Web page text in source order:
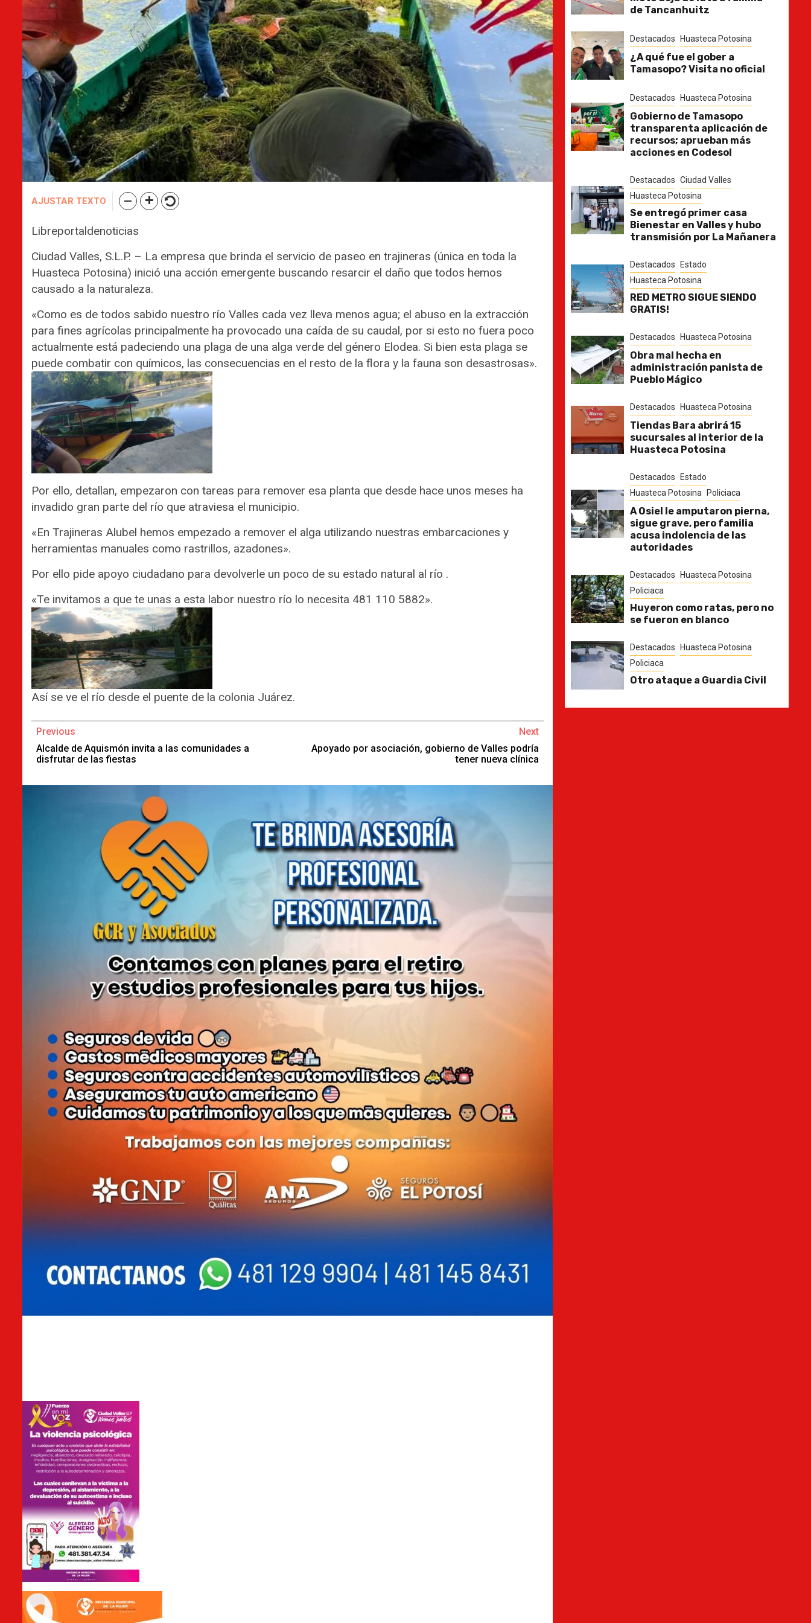
AJUSTAR TEXTO
Libreportaldenoticias
Ciudad Valles, S.L.P. – La empresa que brinda el servicio de paseo en trajineras (única en toda la
Huasteca Potosina) inició una acción emergente buscando resarcir el daño que todos hemos
causado a la naturaleza.
«Como es de todos sabido nuestro río Valles cada vez lleva menos agua; el abuso en la extracción
para fines agrícolas principalmente ha provocado una caída de su caudal, por si esto no fuera poco
actualmente está padeciendo una plaga de una alga verde del género Elodea. Si bien esta plaga se
puede combatir con químicos, las consecuencias en el resto de la flora y la fauna son desastrosas».
Por ello, detallan, empezaron con tareas para remover esa planta que desde hace unos meses ha
invadido gran parte del río que atraviesa el municipio.
«En Trajineras Alubel hemos empezado a remover el alga utilizando nuestras embarcaciones y
herramientas manuales como rastrillos, azadones».
Por ello pide apoyo ciudadano para devolverle un poco de su estado natural al río .
«Te invitamos a que te unas a esta labor nuestro río lo necesita 481 110 5882».
Así se ve el río desde el puente de la colonia Juárez.
Continue
Reading
Previous
Alcalde de Aquismón invita a las comunidades a
disfrutar de las fiestas
Next
Apoyado por asociación, gobierno de Valles podría
tener nueva clínica
de Tancanhuitz
Destacados Huasteca Potosina
¿A qué fue el gober a
Tamasopo? Visita no oficial
Destacados Huasteca Potosina
Gobierno de Tamasopo
transparenta aplicación de
recursos; aprueban más
acciones en Codesol
Destacados Ciudad Valles
Huasteca Potosina
Se entregó primer casa
Bienestar en Valles y hubo
transmisión por La Mañanera
Destacados
Estado
Huasteca Potosina
RED METRO SIGUE SIENDO
GRATIS!
Destacados Huasteca Potosina
Obra mal hecha en
administración panista de
Pueblo Mágico
Destacados Huasteca Potosina
Tiendas Bara abrirá 15
sucursales al interior de la
Huasteca Potosina
Destacados
Estado
Huasteca Potosina
Policiaca
A Osiel le amputaron pierna,
sigue grave, pero familia
acusa indolencia de las
autoridades
Destacados
Huasteca Potosina
Policiaca
Huyeron como ratas, pero no
se fueron en blanco
Destacados
Huasteca Potosina
Policiaca
Otro ataque a Guardia Civil